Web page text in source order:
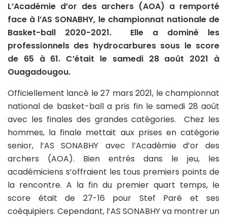
L’Académie d’or des archers (AOA) a remporté
face à l’AS SONABHY, le championnat nationale de
Basket-ball 2020-2021. Elle a dominé les
professionnels des hydrocarbures sous le score
de 65 à 61. C’était le samedi 28 août 2021 à
Ouagadougou.
Officiellement lancé le 27 mars 2021, le championnat
national de basket-ball a pris fin le samedi 28 août
avec les finales des grandes catégories. Chez les
hommes, la finale mettait aux prises en catégorie
senior, l’AS SONABHY avec l’Académie d’or des
archers (AOA). Bien entrés dans le jeu, les
académiciens s’offraient les tous premiers points de
la rencontre. A la fin du premier quart temps, le
score était de 27-16 pour Stef Paré et ses
coéquipiers. Cependant, l’AS SONABHY va montrer un